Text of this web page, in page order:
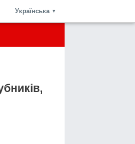
Українська ▼